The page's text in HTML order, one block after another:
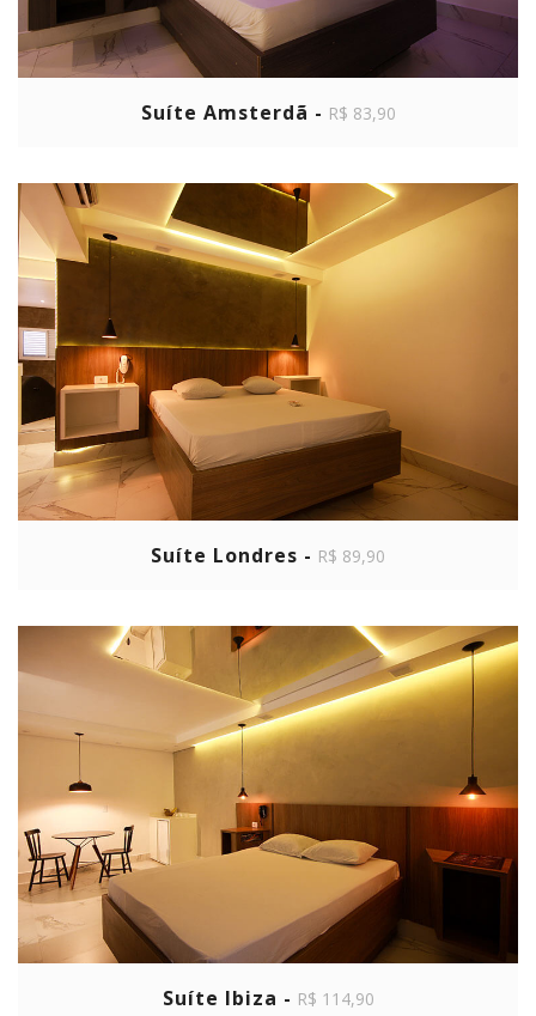
Suíte Amsterdã - R$ 83,90
Suíte Londres - R$ 89,90
Suíte Ibiza - R$ 114,90